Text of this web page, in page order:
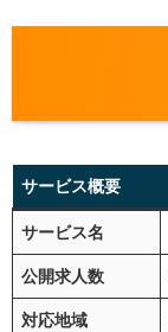
サービス概要
サービス名
公開求人数
対応地域